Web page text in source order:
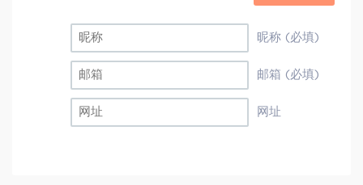
昵称 (必填)
邮箱 (必填)
网址